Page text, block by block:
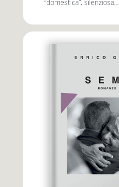
“domestica”, silenziosa...